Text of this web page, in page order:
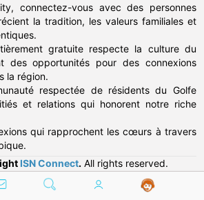
connectez-vous avec des personnes
la tradition, les valeurs familiales et
gratuite respecte la culture du
des opportunités pour des connexions
la région.
respectée de résidents du Golfe
et relations qui honorent notre riche
qui rapprochent les cœurs à travers
ISN Connect. All rights reserved.